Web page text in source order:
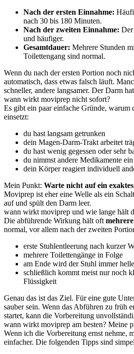
Nach der ersten Einnahme:
nach 30 bis 180 Minuten.
Nach der zweiten Einnahme:
und häufiger.
Gesamtdauer: Mehrere Stunden
Toilettengang sind normal.
Wenn du nach der ersten Portion noch
automatisch, dass etwas falsch läuft.
schneller, andere langsamer. Der Darm
wann wirkt moviprep nicht sofort?
Es gibt ein paar einfache Gründe, warum
einsetzt:
du hast langsam getrunken
dein Magen-Darm-Trakt arbeitet
du hast wenig gegessen oder sehr
du nimmst andere Medikamente ein
dein Körper reagiert individuell
Mein Punkt: Warte nicht auf ein
Moviprep ist eher eine Welle als ein
auf und spült den Darm leer.
wann wirkt moviprep und wie lange hält
Die abführende Wirkung hält oft
normal, vor allem nach der zweiten
erste Stuhlentleerung nach kurzer
mehrere Toilettengänge in Folge
am Ende wird der Stuhl immer
schließlich kommt meist nur noch
Flüssigkeit
Genau das ist das Ziel. Für eine gute
sauber sein. Wenn das Abführen zu früh
startet, kann die Vorbereitung
wann wirkt moviprep am besten? Meine
Wenn ich die Vorbereitung ernst nehme,
einfacher. Die folgenden Tipps sind